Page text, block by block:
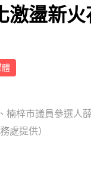
激盪新
梓市議員參選人
處提供）